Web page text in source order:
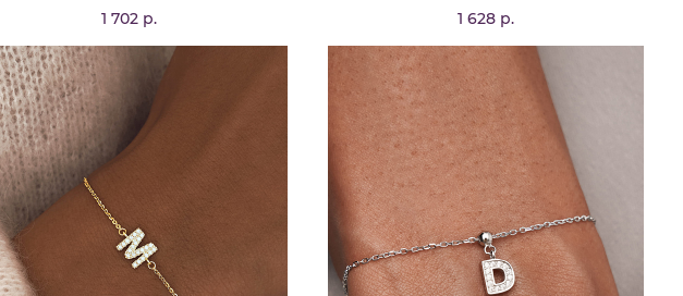
1 702 р.
1 628 р.